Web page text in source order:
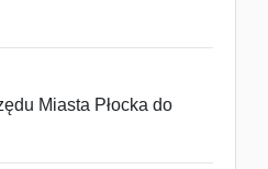
Miasta Płocka do